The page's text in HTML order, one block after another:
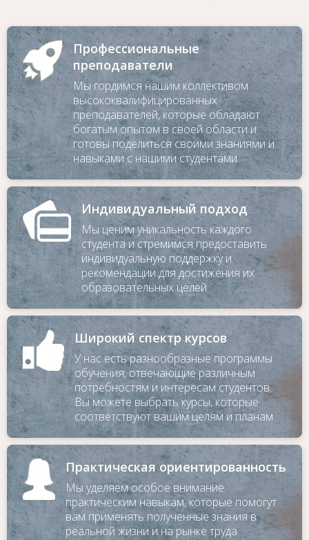
Для заказа обратного звонка
оставьте телефон
Профессиональные
преподаватели
Мы гордимся нашим коллективом
высококвалифицированных
преподавателей, которые обладают
богатым опытом в своей области и
готовы поделиться своими знаниями и
навыками с нашими студентами
Индивидуальный подход
Мы ценим уникальность каждого
студента и стремимся предоставить
индивидуальную поддержку и
рекомендации для достижения их
образовательных целей
Широкий спектр курсов
У нас есть разнообразные программы
обучения, отвечающие различным
потребностям и интересам студентов.
Вы можете выбрать курсы, которые
соответствуют вашим целям и планам
Практическая ориентированность
Мы уделяем особое внимание
практическим навыкам, которые помогут
вам применять полученные знания в
реальной жизни и на рынке труда